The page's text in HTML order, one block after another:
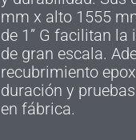
mm x alto 1555
de 1” G facilitan
de gran escala.
recubrimiento
duración y
en fábrica.